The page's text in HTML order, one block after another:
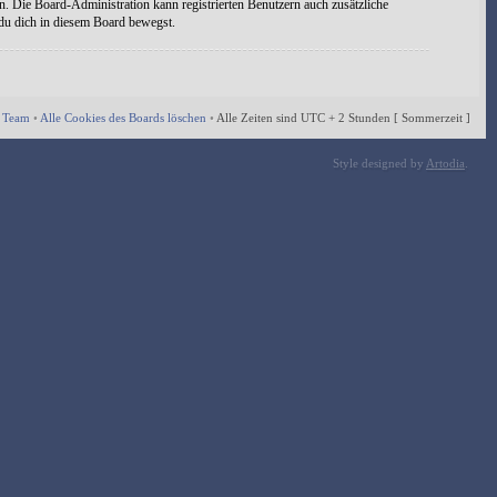
Board-Administration kann registrierten Benutzern auch zusätzliche
dich in diesem Board bewegst.
• Alle Cookies des Boards löschen • Alle Zeiten sind UTC + 2 Stunden [ Sommerzeit ]
Style designed by Artodia